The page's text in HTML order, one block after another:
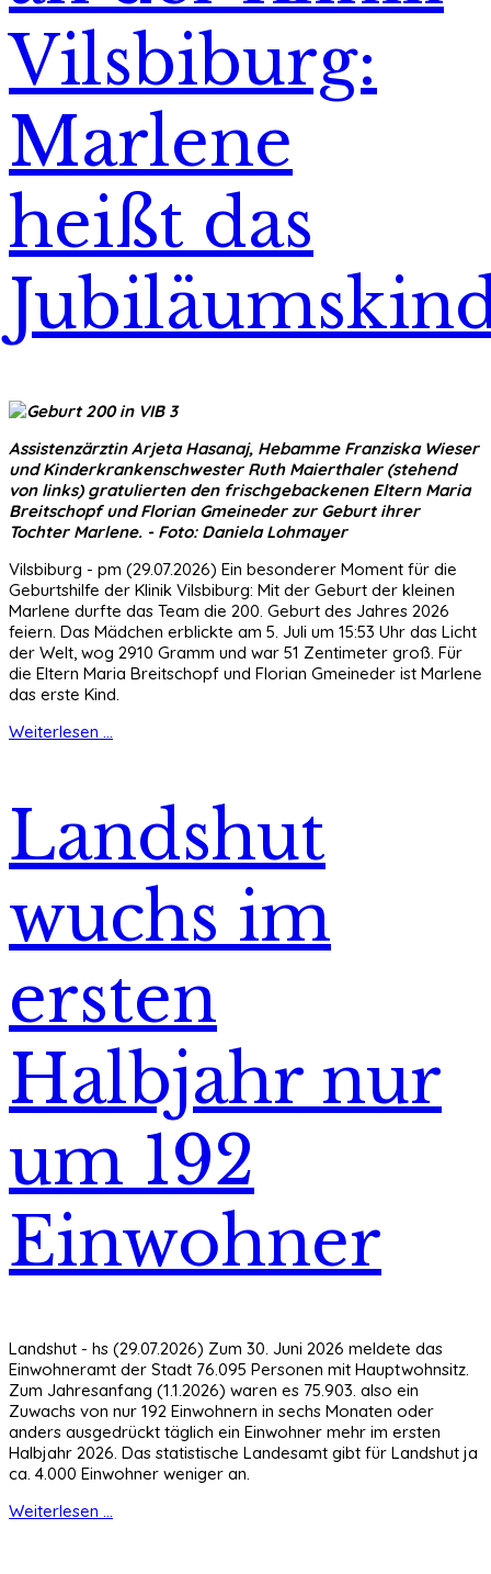
Vilsbiburg:
Marlene
heißt das
Assistenzärztin Arjeta Hasanaj, Hebamme Franziska Wieser
und Kinderkrankenschwester Ruth Maierthaler (stehend
von links) gratulierten den frischgebackenen Eltern Maria
Breitschopf und Florian Gmeineder zur Geburt ihrer
Tochter Marlene. - Foto: Daniela Lohmayer
Vilsbiburg - pm (29.07.2026) Ein besonderer Moment für die
Geburtshilfe der Klinik Vilsbiburg: Mit der Geburt der kleinen
Marlene durfte das Team die 200. Geburt des Jahres 2026
feiern. Das Mädchen erblickte am 5. Juli um 15:53 Uhr das Licht
der Welt, wog 2910 Gramm und war 51 Zentimeter groß. Für
die Eltern Maria Breitschopf und Florian Gmeineder ist Marlene
das erste Kind.
Weiterlesen ...
Landshut
wuchs im
ersten
Halbjahr nur
um 192
Einwohner
Landshut - hs (29.07.2026) Zum 30. Juni 2026 meldete das
Einwohneramt der Stadt 76.095 Personen mit Hauptwohnsitz.
Zum Jahresanfang (1.1.2026) waren es 75.903. also ein
Zuwachs von nur 192 Einwohnern in sechs Monaten oder
anders ausgedrückt täglich ein Einwohner mehr im ersten
Halbjahr 2026. Das statistische Landesamt gibt für Landshut ja
ca. 4.000 Einwohner weniger an.
Weiterlesen ...